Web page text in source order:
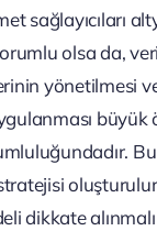
sağlayıcıları
olsa da,
yönetilmesi
büyük
dikkate